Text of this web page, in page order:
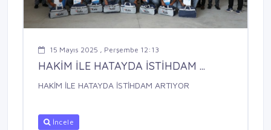
15 Mayıs 2025 , Perşembe 12:13
HAKİM İLE HATAYDA İSTİHDAM ...
HAKİM İLE HATAYDA İSTİHDAM ARTIYOR
İncele